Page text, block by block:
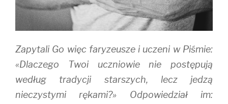
w
)
o
w
)
Zapytali Go więc faryzeusze i uczeni w Piśmie:
«Dlaczego Twoi uczniowie nie postępują
według tradycji starszych, lecz jedzą
nieczystymi rękami?» Odpowiedział im: